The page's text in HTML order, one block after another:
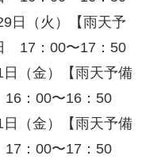
日（火）【雨天予
17：00〜17：50
（金）【雨天予備
：00〜16：50
（金）【雨天予備
：00〜17：50